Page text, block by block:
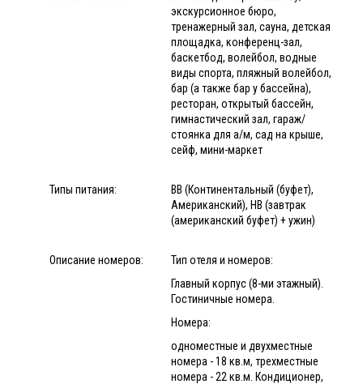
экскурсионное бюро,
тренажерный зал, сауна, детская
площадка, конференц-зал,
баскетбод, волейбол, водные
виды спорта, пляжный волейбол,
бар (а также бар у бассейна),
ресторан, открытый бассейн,
гимнастический зал, гараж/
стоянка для а/м, сад на крыше,
сейф, мини-маркет
Типы питания:
BB (Континентальный (буфет),
Американский), HB (завтрак
(американский буфет) + ужин)
Описание номеров:
Тип отеля и номеров:
Главный корпус (8-ми этажный).
Гостиничные номера.
Номера:
одноместные и двухместные
номера - 18 кв.м, трехместные
номера - 22 кв.м. Кондиционер,